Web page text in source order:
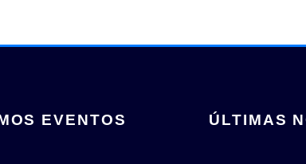
EVENTOS ÚLTIMAS